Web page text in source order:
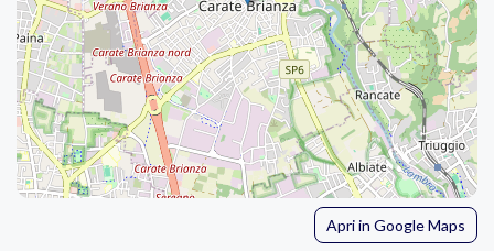
Apri in Google Maps